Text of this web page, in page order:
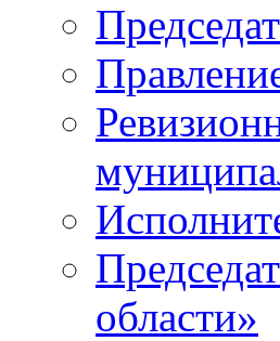
области»